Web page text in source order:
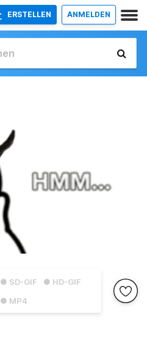
ERSTELLEN ANMELDEN
● SD-GIF
● HD-GIF
● MP4